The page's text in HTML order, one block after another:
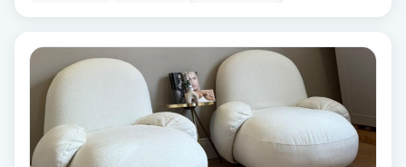
Brynformning
Brynfärgning
Brynplockning